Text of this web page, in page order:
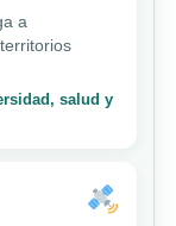
a
salud y